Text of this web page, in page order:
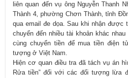
liên quan đến vụ ông Nguyễn Thanh
Thành 4, phường Chơn Thành, tỉnh
qua email đe dọa. Sau khi nhận được
chuyển đến nhiều tài khoản khác
cùng chuyển tiền để mua tiền điện
tượng ở Việt Nam.
Hiện cơ quan điều tra đã tách vụ án
Rửa tiền” đối với các đối tượng lừa